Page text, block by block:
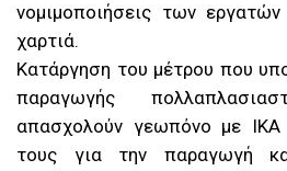
νομιμοποιήσεις των
χαρτιά.
Κατάργηση του μέτρου που
παραγωγής
απασχολούν γεωπόνο με ΙΚΑ
τους για την παραγωγή